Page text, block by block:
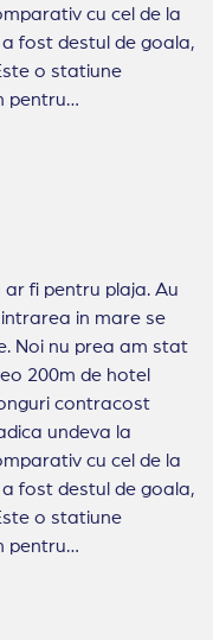
cu cel de la
fost destul de goala,
o statiune
pentru
doua dealuri e
fi pentru plaja. Au
in mare se
Noi nu prea am stat
200m de hotel
contracost
undeva la
cu cel de la
fost destul de goala,
o statiune
pentru
doua dealuri e